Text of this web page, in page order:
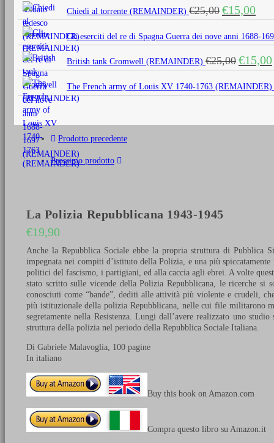
Chiedi al torrente (REMAINDER) €25,00 Il
prezzo
originale
era:
€25,00.
€15,00
è:
Gli eserciti del re di Spagna Guerra dei nove anni 1688-
British tank Cromwell (REMAINDER) €25,00 Il
prezzo
originale
era:
€15,00
The French army of Louis XV 1740-1763 (REMAINDER)
Prodotto precedente
Prossimo prodotto
La Polizia Repubblicana 1943-1945
€19,90
Anche la Repubblica Sociale ebbe la propria struttura di Pubblica
impegnata nei compiti d’istituto della Polizia, e una più
politici del fascismo, i partigiani, ed alla caccia agli ebrei. A volte
stato scritto sulle vicende della Polizia Repubblicana, le ricerche si
conosciuti come “bande”, dediti alle attività più violente e crudeli,
più istituzionale della polizia Repubblicana, nelle cui file militarono
segretamente nella Resistenza. Lungi dall’avere realizzato uno
struttura della polizia nel periodo della Repubblica Sociale Italiana.
Di Gabriele Malavoglia, 100 pagine
In italiano
Buy this book on Amazon.com
Compra questo libro su Amazon.it